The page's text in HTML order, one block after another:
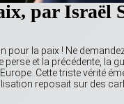
par Israël
pour la paix ! Ne
et la précédente, la
Cette triste vérité
reposait sur des